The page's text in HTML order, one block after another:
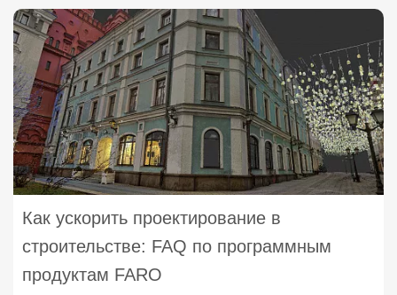
Как ускорить проектирование в
строительстве: FAQ по программным
продуктам FARO